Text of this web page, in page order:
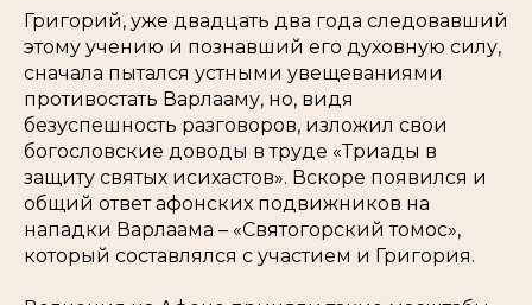
Григорий, уже двадцать два года следовавший
этому учению и познавший его духовную силу,
сначала пытался устными увещеваниями
противостать Варлааму, но, видя
безуспешность разговоров, изложил свои
богословские доводы в труде «Триады в
защиту святых исихастов». Вскоре появился и
общий ответ афонских подвижников на
нападки Варлаама – «Святогорский томос»,
который составлялся с участием и Григория.